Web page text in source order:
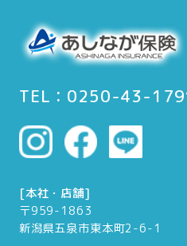
TEL：0250-43-
[本社・店舗]
〒959-1863
新潟県五泉市東本町2-6-1